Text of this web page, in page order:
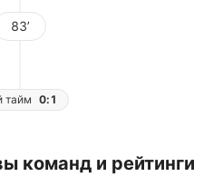
83’
тайм 0:1
команд и рейтинги